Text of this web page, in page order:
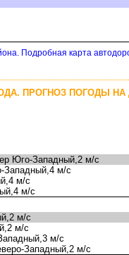
Подробная карта
ПРОГНОЗ ПОГОДЫ НА
Юго-Западный,2 м/с
Западный,4 м/с
м/с
м/с
м/с
м/с
м/с
Западный,2 м/с